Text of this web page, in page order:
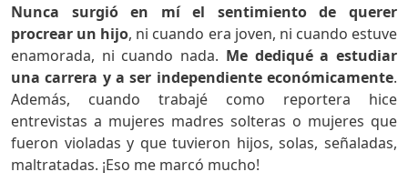
Nunca surgió en mí el sentimiento de querer
procrear un hijo, ni cuando era joven, ni cuando estuve
enamorada, ni cuando nada. Me dediqué a estudiar
una carrera y a ser independiente económicamente.
Además, cuando trabajé como reportera hice
entrevistas a mujeres madres solteras o mujeres que
fueron violadas y que tuvieron hijos, solas, señaladas,
maltratadas. ¡Eso me marcó mucho!